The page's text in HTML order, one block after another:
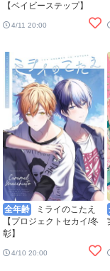
【ベイビーステップ】
4/11 20:00
全年齢
【プロジェクトセカイ/冬
彰】
4/10 20:00